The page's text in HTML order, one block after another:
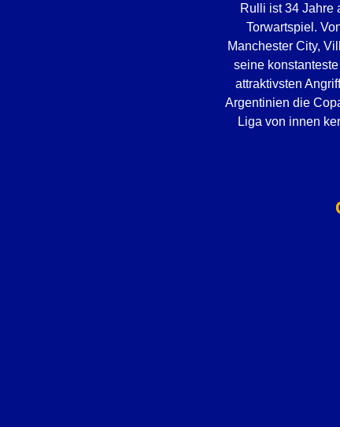
Rulli ist 34 Jahre
Torwartspiel.
Manchester City,
seine
attraktivsten
Argentinien die
Liga von innen